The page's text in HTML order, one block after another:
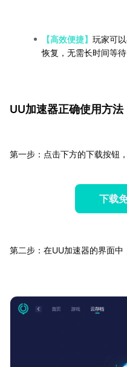
【高效便捷】 玩家可
恢复，无需长时间等
UU加速器正确使用方法
第一步：点击下方的下载按钮
下载
第二步：在UU加速器的界面中